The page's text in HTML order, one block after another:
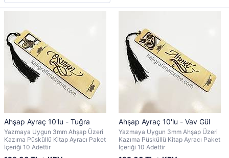
Ahşap Ayraç 10'lu - Tuğra
Yazmaya Uygun 3mm Ahşap Üzeri
Kazıma Püsküllü Kitap Ayracı Paket
İçeriği 10 Adettir
Ahşap Ayraç 10'lu - Vav Gül
Yazmaya Uygun 3mm Ahşap Üzeri
Kazıma Püsküllü Kitap Ayracı Paket
İçeriği 10 Adettir